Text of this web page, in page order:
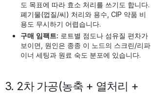
도 목표에 따라 효소 처리를 쓰기도 합니다.
폐기물(껍질/씨) 처리와 용수, CIP 약품 비
용도 무시하기 어렵습니다.
구매 임팩트: 로트별 점도나 섬유질 편차가
보이면, 원인은 종종 이 노드의 스크린/리파
이너 세팅과 원료 숙도 분포에 있습니다.
3. 2차 가공(농축 + 열처리 +